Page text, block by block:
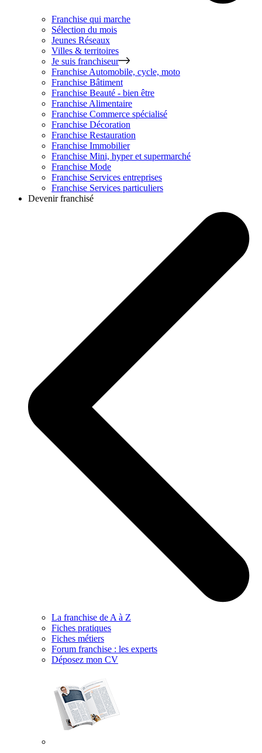
Franchise qui marche
Sélection du mois
Jeunes Réseaux
Villes & territoires
Je suis franchiseur
Franchise Automobile, cycle, moto
Franchise Bâtiment
Franchise Beauté - bien être
Franchise Alimentaire
Franchise Commerce spécialisé
Franchise Décoration
Franchise Restauration
Franchise Immobilier
Franchise Mini, hyper et supermarché
Franchise Mode
Franchise Services entreprises
Franchise Services particuliers
Devenir franchisé
La franchise de A à Z
Fiches pratiques
Fiches métiers
Forum franchise : les experts
Déposez mon CV